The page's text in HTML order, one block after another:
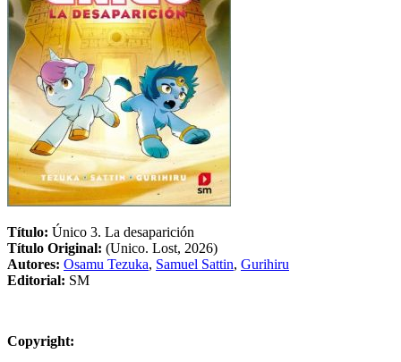
Título: Único 3. La desaparición
Título Original: (Unico. Lost, 2026)
Autores: Osamu Tezuka, Samuel Sattin, Gurihiru
Editorial: SM
Copyright: